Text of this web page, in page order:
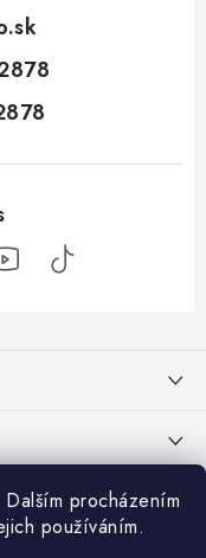
procházením
používáním.
11 filmů, které vás